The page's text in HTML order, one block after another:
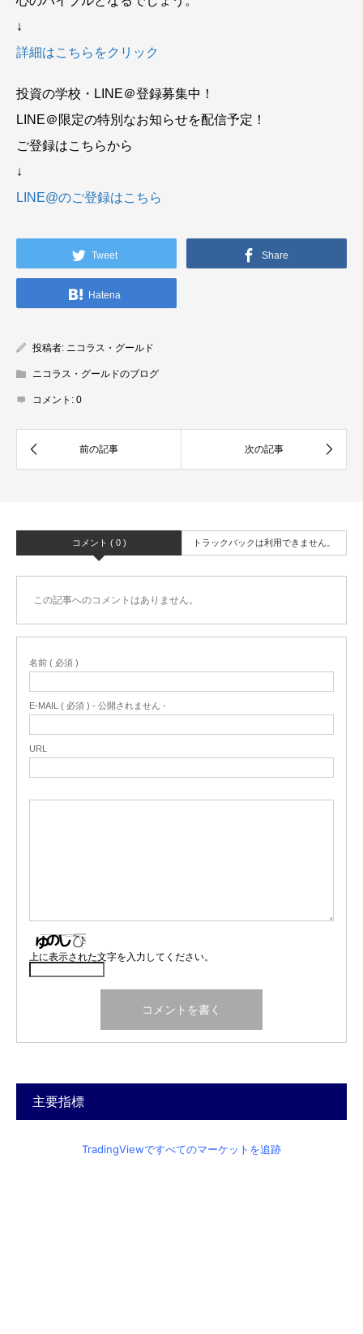
↓
詳細はこちらをクリック
投資の学校・LINE＠登録募集中！
LINE＠限定の特別なお知らせを配信予定！
ご登録はこちらから
↓
LINE@のご登録はこちら
Tweet Share
Hatena
投稿者: ニコラス・グールド
ニコラス・グールドのブログ
コメント: 0
コメント ( 0 ) トラックバックは利用できません。
この記事へのコメントはありません。
名前 ( 必須 )
E-MAIL ( 必須 ) - 公開されません -
URL
上に表示された文字を入力してください。
主要指標
TradingViewですべてのマーケットを追跡